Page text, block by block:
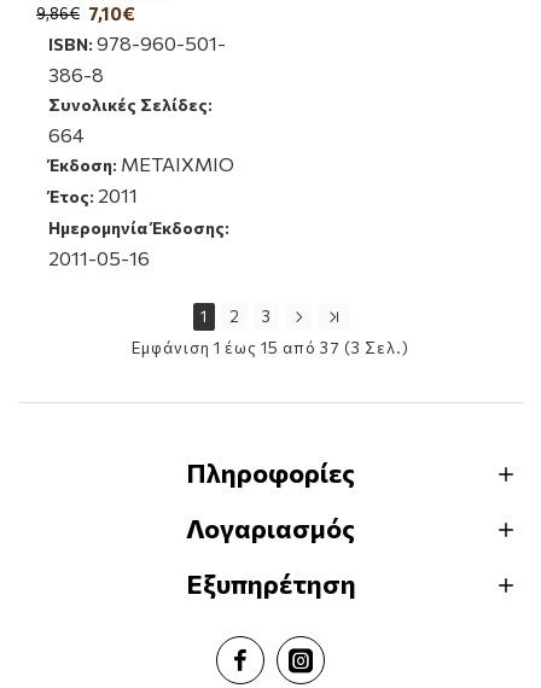
7,10€
9,86€
ISBN: 978-960-501-
386-8
Συνολικές Σελίδες:
664
Έκδοση: ΜΕΤΑΙΧΜΙΟ
Έτος: 2011
Ημερομηνία Έκδοσης:
2011-05-16
1 2
3
Εμφάνιση 1 έως 15 από 37 (3 Σελ.)
Πληροφορίες
Λογαριασμός
Εξυπηρέτηση